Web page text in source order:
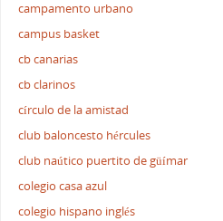
campamento urbano
campus basket
cb canarias
cb clarinos
círculo de la amistad
club baloncesto hércules
club naútico puertito de güímar
colegio casa azul
colegio hispano inglés